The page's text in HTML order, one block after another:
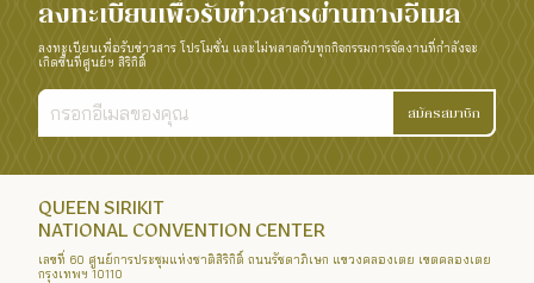
ลงทะเบียนเพื่อรับข่าวสารผ่านทางอีเมล
ลงทะเบียนเพื่อรับข่าวสาร โปรโมชั่น และไม่พลาดกับทุกกิจกรรมการจัดงานที่กำลังจะ
เกิดขึ้นที่ศูนย์ฯ สิริกิติ์
สมัครสมาชิก
QUEEN SIRIKIT
NATIONAL CONVENTION CENTER
เลขที่ 60 ศูนย์การประชุมแห่งชาติสิริกิติ์ ถนนรัชดาภิเษก แขวงคลองเตย เขตคลองเตย
กรุงเทพฯ 10110